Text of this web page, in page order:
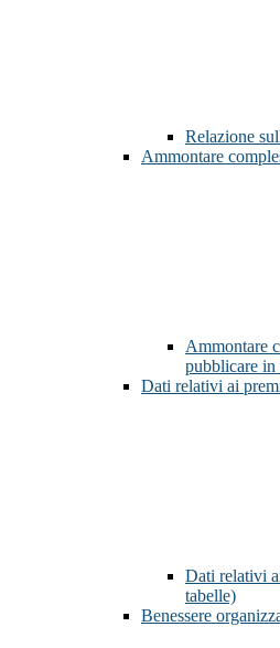
Relazione
Ammontare
Ammontare
pubblicare in
Dati relativi ai
Dati relativi
tabelle)
Benessere